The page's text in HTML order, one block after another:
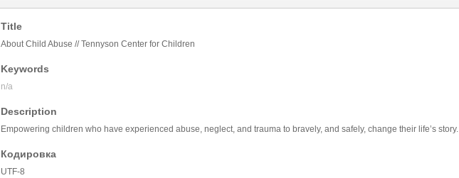
Title
About Child Abuse // Tennyson Center for Children
Keywords
n/a
Description
Empowering children who have experienced abuse, neglect, and trauma to bravely, and safely, change their life’s story.
Кодировка
UTF-8